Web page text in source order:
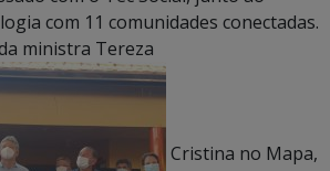
com 11 comunidades conectadas.
ministra Tereza
Cristina no Mapa,